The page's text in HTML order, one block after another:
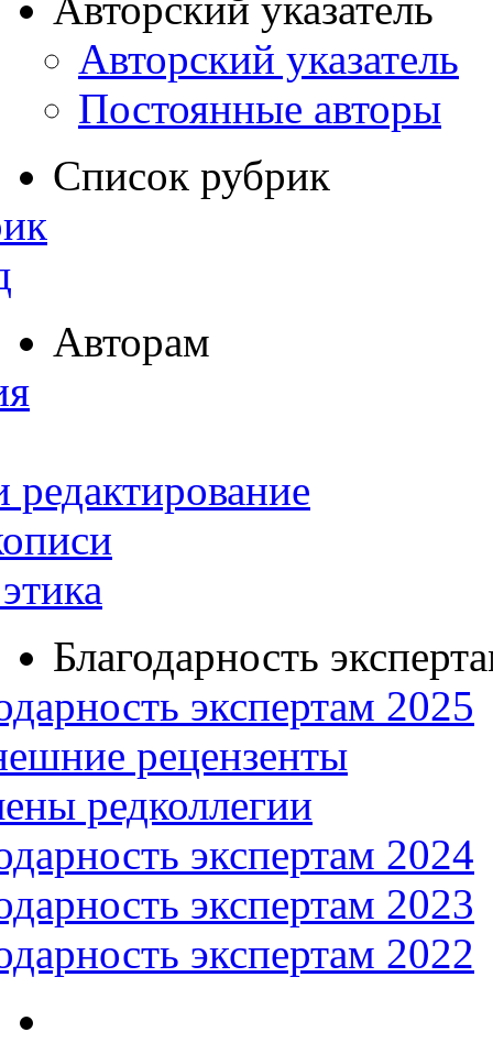
Авторский указатель
Авторский указатель
Постоянные авторы
Список рубрик
Авторам
редактирование
Благодарность
экспертам 2025
рецензенты
редколлегии
экспертам 2024
экспертам 2023
экспертам 2022